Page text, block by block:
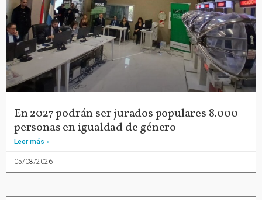
En 2027 podrán ser jurados populares 8.000
personas en igualdad de género
Leer más »
05/08/2026